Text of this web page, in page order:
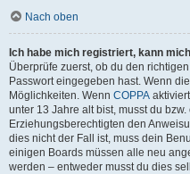
Nach oben
Ich habe mich registriert, kann
Überprüfe zuerst, ob du den
Passwort eingegeben hast. Wenn
Möglichkeiten. Wenn COPPA
unter 13 Jahre alt bist, musst du
Erziehungsberechtigten den
dies nicht der Fall ist, muss dein
einigen Boards müssen alle neu
werden – entweder musst du dies